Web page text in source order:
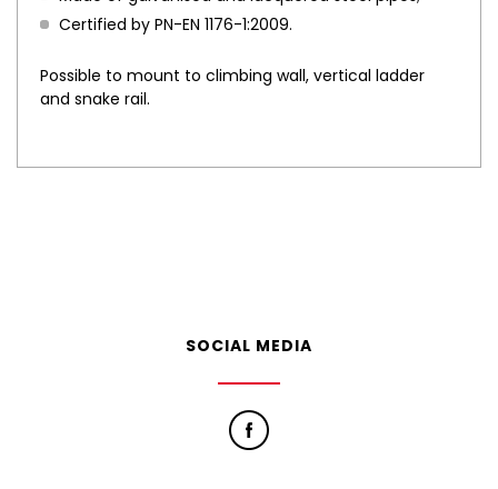
Certified by PN-EN 1176-1:2009.
Possible to mount to climbing wall, vertical ladder
and snake rail.
SOCIAL MEDIA